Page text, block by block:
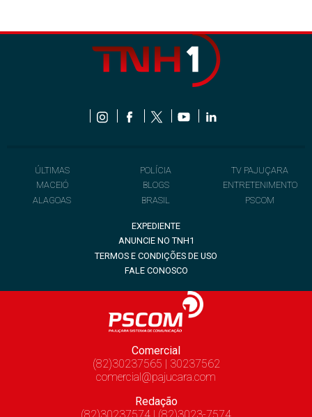
ÚLTIMAS
MACEIÓ
ALAGOAS
POLÍCIA
BLOGS
BRASIL
TV PAJUÇARA
ENTRETENIMENTO
PSCOM
EXPEDIENTE
ANUNCIE NO TNH1
TERMOS E CONDIÇÕES DE USO
FALE CONOSCO
Comercial
(82)30237565 | 30237562
comercial@pajucara.com
Redação